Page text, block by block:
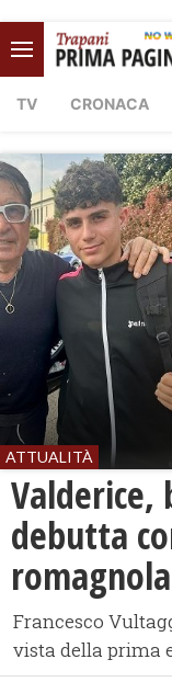
TV CRONACA
ATTUALITÀ
​Valderice,
debutta
romagnola
Francesco
vista della prima